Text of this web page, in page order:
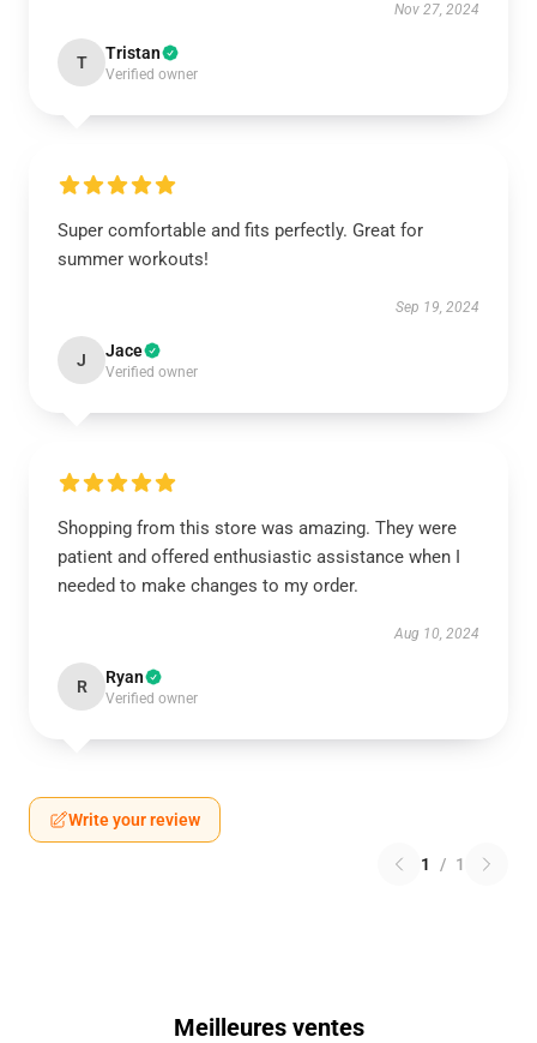
Nov 27, 2024
T Tristan
Verified owner
Super comfortable and fits perfectly. Great for
summer workouts!
Sep 19, 2024
J Jace
Verified owner
Shopping from this store was amazing. They were
patient and offered enthusiastic assistance when I
needed to make changes to my order.
Aug 10, 2024
R Ryan
Verified owner
Write your review
1 / 1
Meilleures ventes